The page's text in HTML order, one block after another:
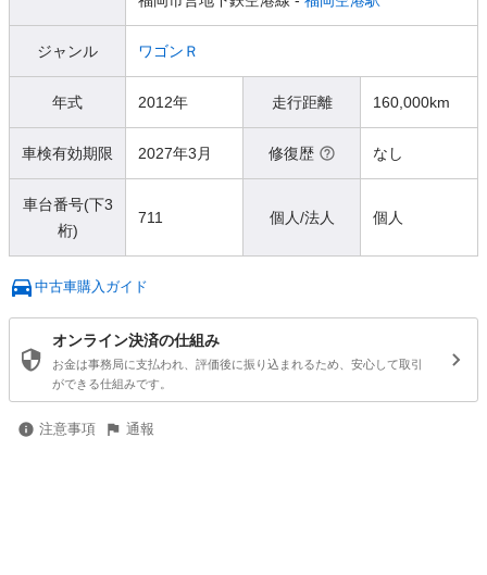
ジャンル ワゴンＲ
年式 2012年 走行距離 160,000km
車検有効期限 2027年3月 修復歴 なし
車台番号(下3
桁)
711 個人/法人 個人
中古車購入ガイド
オンライン決済の仕組み
お金は事務局に支払われ、評価後に振り込まれるため、安心して取引
ができる仕組みです。
注意事項 通報